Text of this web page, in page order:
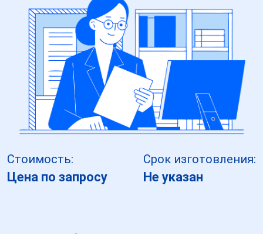
Стоимость:
Цена по запросу
Срок изготовления:
Не указан